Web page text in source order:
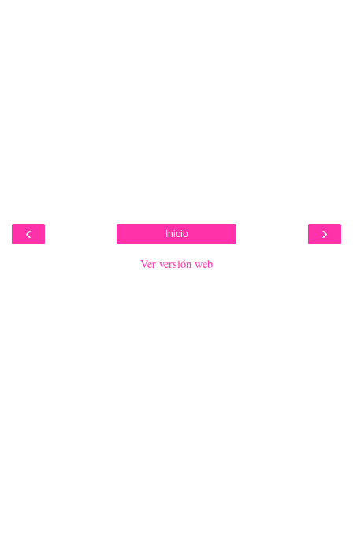
‹ ›
Inicio
Ver versión web